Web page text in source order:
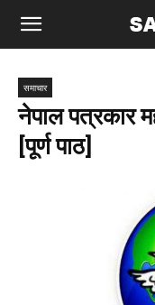
समाचार
नेपाल पत्रकार
[पूर्ण पाठ]